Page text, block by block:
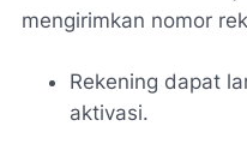
mengirimkan nomor
Rekening dapat
aktivasi.